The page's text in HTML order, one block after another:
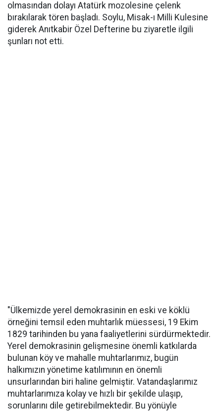
olmasından dolayı Atatürk mozolesine çelenk
bırakılarak tören başladı. Soylu, Misak-ı Milli Kulesine
giderek Anıtkabir Özel Defterine bu ziyaretle ilgili
şunları not etti.
"Ülkemizde yerel demokrasinin en eski ve köklü
örneğini temsil eden muhtarlık müessesi, 19 Ekim
1829 tarihinden bu yana faaliyetlerini sürdürmektedir.
Yerel demokrasinin gelişmesine önemli katkılarda
bulunan köy ve mahalle muhtarlarımız, bugün
halkımızın yönetime katılımının en önemli
unsurlarından biri haline gelmiştir. Vatandaşlarımız
muhtarlarımıza kolay ve hızlı bir şekilde ulaşıp,
sorunlarını dile getirebilmektedir. Bu yönüyle